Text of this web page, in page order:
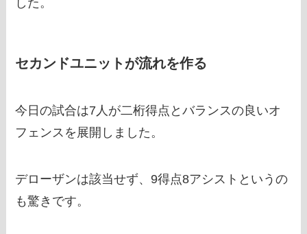
セカンドユニットが流れを作る
今日の試合は7人が二桁得点とバランスの良いオ
フェンスを展開しました。
デローザンは該当せず、9得点8アシストというの
も驚きです。